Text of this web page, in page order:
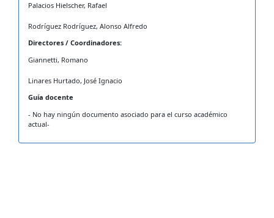
Palacios Hielscher, Rafael
Rodríguez Rodríguez, Alonso Alfredo
Directores / Coordinadores:
Giannetti, Romano
Linares Hurtado, José Ignacio
Guía docente
- No hay ningún documento asociado para el curso académico
actual-